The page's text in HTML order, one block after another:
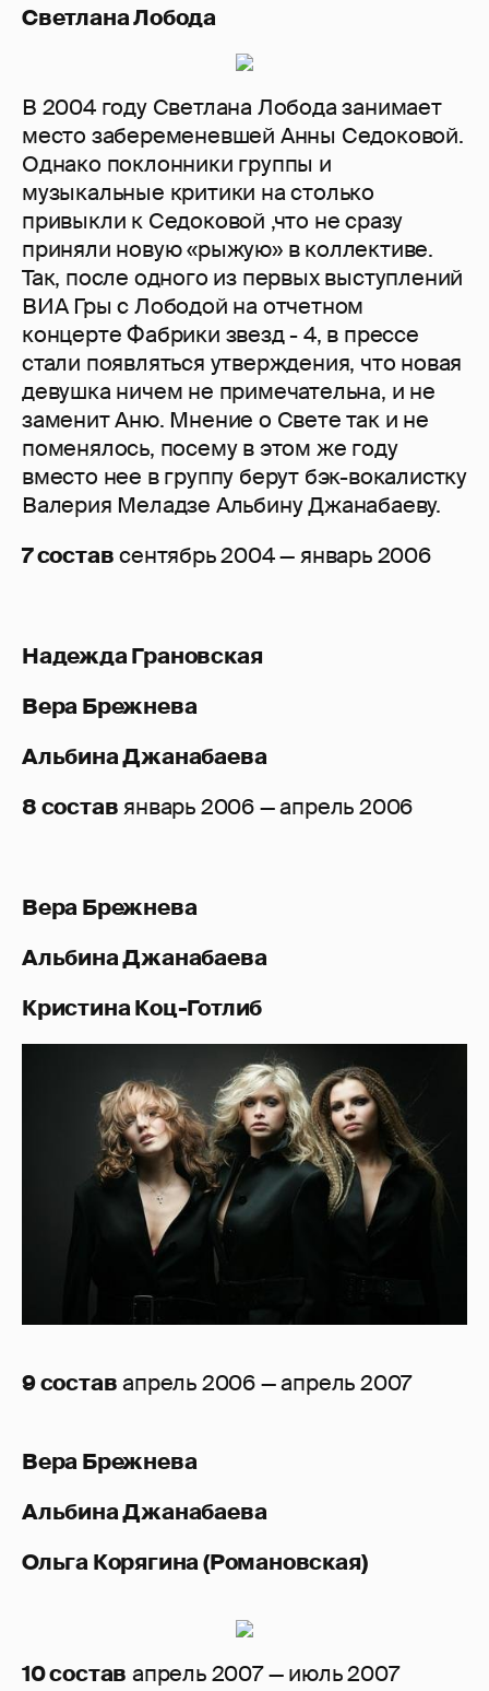
Светлана Лобода
В 2004 году Светлана Лобода занимает
место забеременевшей Анны Седоковой.
Однако поклонники группы и
музыкальные критики на столько
привыкли к Седоковой ,что не сразу
приняли новую «рыжую» в коллективе.
Так, после одного из первых выступлений
ВИА Гры с Лободой на отчетном
концерте Фабрики звезд - 4, в прессе
стали появляться утверждения, что новая
девушка ничем не примечательна, и не
заменит Аню. Мнение о Свете так и не
поменялось, посему в этом же году
вместо нее в группу берут бэк-вокалистку
Валерия Меладзе Альбину Джанабаеву.
7 составсентябрь 2004 — январь 2006
Надежда Грановская
Вера Брежнева
Альбина Джанабаева
8 составянварь 2006 — апрель 2006
Вера Брежнева
Альбина Джанабаева
Кристина Коц-Готлиб
9 составапрель 2006 — апрель 2007
Вера Брежнева
Альбина Джанабаева
Ольга Корягина (Романовская)
10 состав апрель 2007 — июль 2007